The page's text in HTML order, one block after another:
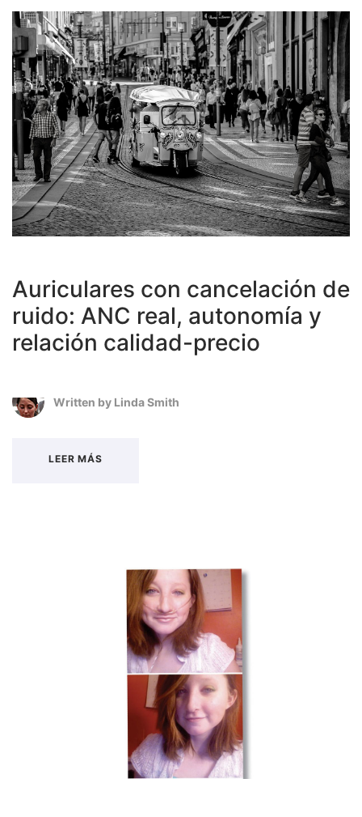
Auriculares con cancelación de
ruido: ANC real, autonomía y
relación calidad-precio
Written by Linda Smith
LEER MÁS